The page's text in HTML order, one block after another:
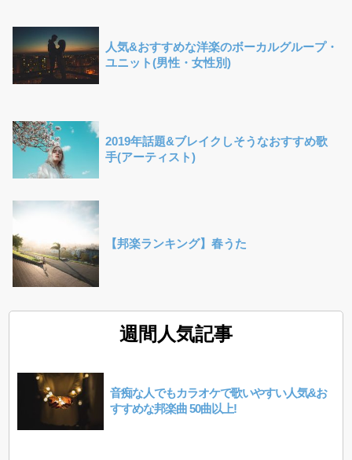
人気&おすすめな洋楽のボーカルグループ・
ユニット(男性・女性別)
2019年話題&ブレイクしそうなおすすめ歌
手(アーティスト)
【邦楽ランキング】春うた
週間人気記事
音痴な人でもカラオケで歌いやすい人気&お
すすめな邦楽曲 50曲以上!